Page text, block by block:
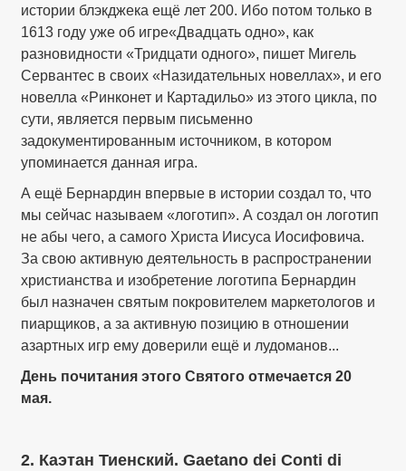
истории блэкджека ещё лет 200. Ибо потом только в
1613 году уже об игре«Двадцать одно», как
разновидности «Тридцати одного», пишет Мигель
Сервантес в своих «Назидательных новеллах», и его
новелла «Ринконет и Картадильо» из этого цикла, по
сути, является первым письменно
задокументированным источником, в котором
упоминается данная игра.
А ещё Бернардин впервые в истории создал то, что
мы сейчас называем «логотип». А создал он логотип
не абы чего, а самого Христа Иисуса Иосифовича.
За свою активную деятельность в распространении
христианства и изобретение логотипа Бернардин
был назначен святым покровителем маркетологов и
пиарщиков, а за активную позицию в отношении
азартных игр ему доверили ещё и лудоманов...
День почитания этого Святого отмечается 20
мая.
2. Каэтан Тиенский. Gaetano dei Conti di